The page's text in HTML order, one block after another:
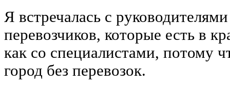
Я встречалась с
перевозчиков, которые есть в
как со специалистами, потому
город без перевозок.